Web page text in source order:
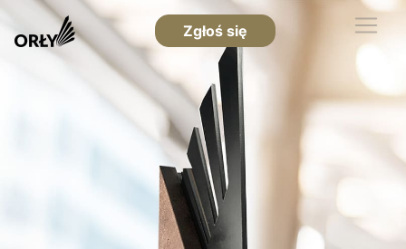
Zgłoś się